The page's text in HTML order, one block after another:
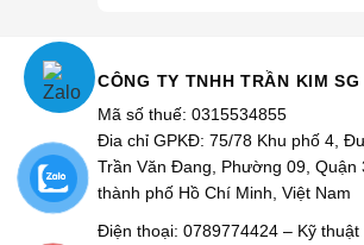
CÔNG TY TNHH TRẦN KIM SG
Mã số thuế: 0315534855
Đia chỉ GPKĐ: 75/78 Khu phố 4,
Trần Văn Đang, Phường 09, Quận
thành phố Hồ Chí Minh, Việt Nam
Điện thoại: 0789774424 – Kỹ thuật